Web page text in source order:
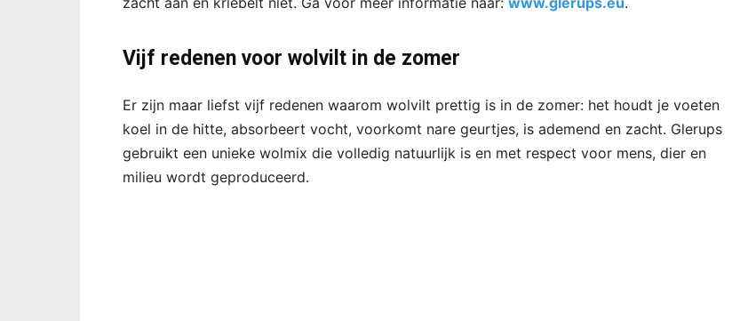
Vijf redenen voor wolvilt in de zomer
Er zijn maar liefst vijf redenen waarom wolvilt prettig is in de zomer: het houdt je voeten
koel in de hitte, absorbeert vocht, voorkomt nare geurtjes, is ademend en zacht. Glerups
gebruikt een unieke wolmix die volledig natuurlijk is en met respect voor mens, dier en
milieu wordt geproduceerd.